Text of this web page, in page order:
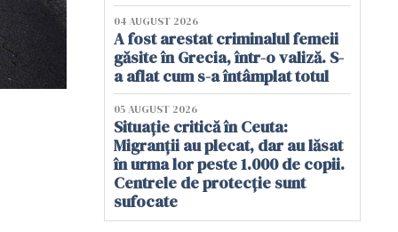
04 AUGUST 2026
A fost arestat criminalul femeii
găsite în Grecia, într-o valiză. S-
a aflat cum s-a întâmplat totul
05 AUGUST 2026
Situație critică în Ceuta:
Migranții au plecat, dar au lăsat
în urma lor peste 1.000 de copii.
Centrele de protecție sunt
sufocate